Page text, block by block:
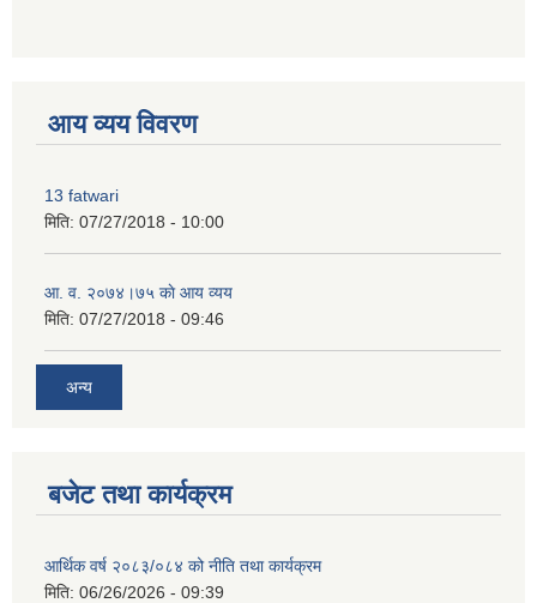
आय व्यय विवरण
13 fatwari
मिति: 07/27/2018 - 10:00
आ‍. व. २०७४।७५ काे आय व्यय
मिति: 07/27/2018 - 09:46
अन्य
बजेट तथा कार्यक्रम
आर्थिक वर्ष २०८३/०८४ को नीति तथा कार्यक्रम
मिति: 06/26/2026 - 09:39